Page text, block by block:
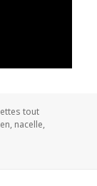
tout
, nacelle,